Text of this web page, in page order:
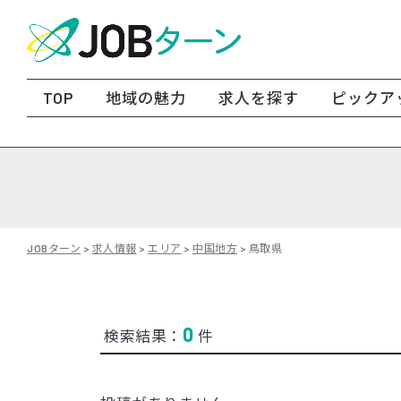
TOP 地域の魅力 求人を探す ピックア
JOBターン > 求人情報 > エリア > 中国地方 > 鳥取県
検索結果： 0 件